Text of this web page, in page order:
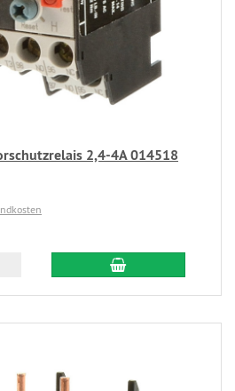
2,4-4A 014518